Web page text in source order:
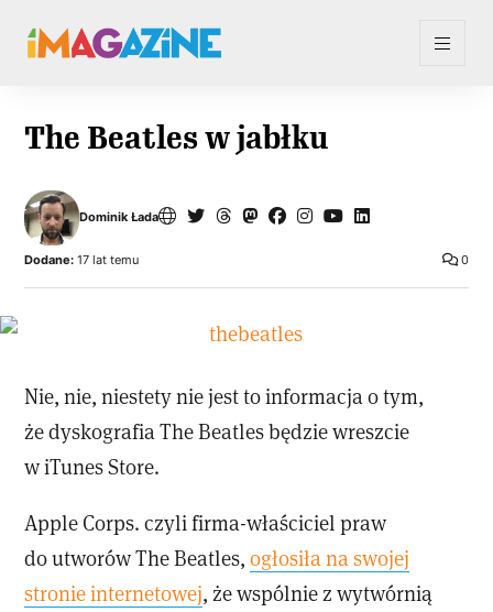
The Beatles w jabłku
Dominik Łada
0
Dodane: 17 lat temu
Nie, nie, niestety nie jest to informacja o tym,
że dyskografia The Beatles będzie wreszcie
w iTunes Store.
Apple Corps. czyli firma-właściciel praw
do utworów The Beatles,ogłosiła na swojej
stronie internetowej, że wspólnie z wytwórnią